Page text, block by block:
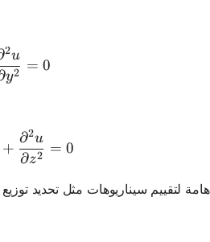
\frac{\partial^2 u}{\partial
y2
2u
= 0
\frac{\partial^2 u}{\partial
+
∂z2
∂2u
= 0
هامة لتقييم سيناريوهات مثل تحديد